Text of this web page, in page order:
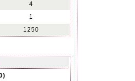
4
1
1250